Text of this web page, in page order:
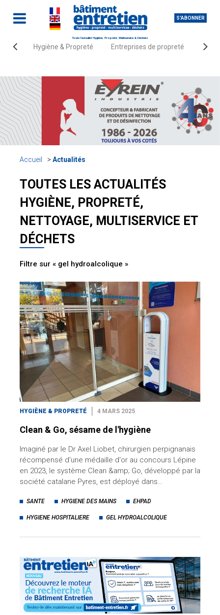
S'ABONNER
Toute l'actualité Hygiène, Propreté, Multiservice & Déchets
Hygiène & Propreté Entreprises de propreté
Accueil Actualités
TOUTES LES ACTUALITÉS
HYGIÈNE, PROPRETÉ,
NETTOYAGE, MULTISERVICE ET
DÉCHETS
Filtre sur « gel hydroalcolique »
HYGIÈNE & PROPRETÉ 4 MARS 2025
Clean & Go, sésame de l'hygiène
Imaginé par le Dr Axel Liobet, chirurgien perpignanais
récompensé d'une médaille d'or au concours Lépine
en 2023, le système Clean &amp; Go, développé par la
société catalane Pyres, est déployé dans…
SANTE HYGIENE DES MAINS EHPAD
HYGIENE HOSPITALIERE GEL HYDROALCOLIQUE